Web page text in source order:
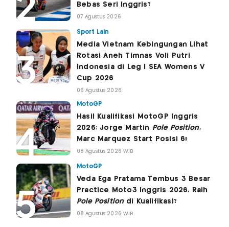
Bebas Seri Inggris?
07 Agustus 2026
Sport Lain
Media Vietnam Kebingungan Lihat
Rotasi Aneh Timnas Voli Putri
Indonesia di Leg I SEA Womens V
Cup 2026
06 Agustus 2026
MotoGP
Hasil Kualifikasi MotoGP Inggris
2026: Jorge Martin Pole Position,
Marc Marquez Start Posisi 6!
08 Agustus 2026 WIB
MotoGP
Veda Ega Pratama Tembus 3 Besar
Practice Moto3 Inggris 2026, Raih
Pole Positiondi Kualifikasi?
08 Agustus 2026 WIB